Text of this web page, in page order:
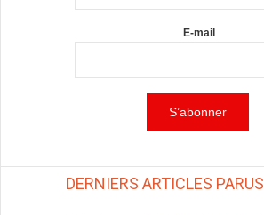
E-mail
DERNIERS ARTICLES PARUS